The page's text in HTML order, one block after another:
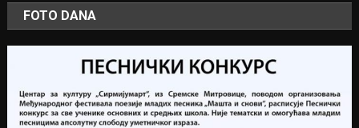
FOTO DANA